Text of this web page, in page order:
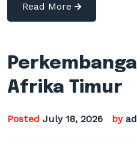
Read More
Afrika Timur
Posted July 18, 2026 by